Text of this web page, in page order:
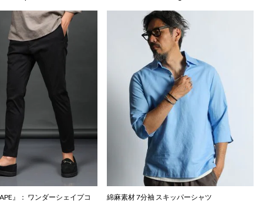
』： ワンダーシェイプコ
綿麻素材 7分袖 スキッパーシャツ